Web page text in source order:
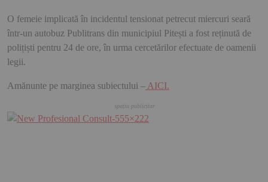
O femeie implicată în incidentul tensionat petrecut miercuri seară
într-un autobuz Publitrans din municipiul Pitești a fost reținută de
polițiști pentru 24 de ore, în urma cercetărilor efectuate de oamenii
legii.
Amănunte pe marginea subiectului – AICI.